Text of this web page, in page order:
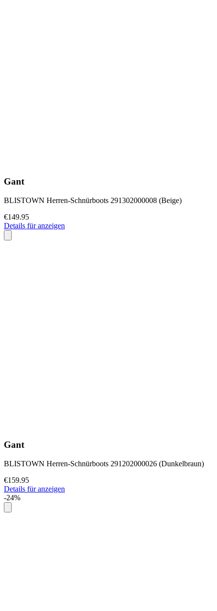
Gant
BLISTOWN Herren-Schnürboots 291302000008 (Beige)
€149.95
Details für anzeigen
Gant
BLISTOWN Herren-Schnürboots 291202000026 (Dunkelbraun)
€159.95
Details für anzeigen
-24%